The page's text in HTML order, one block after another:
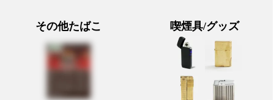
その他たばこ 喫煙具/グッズ